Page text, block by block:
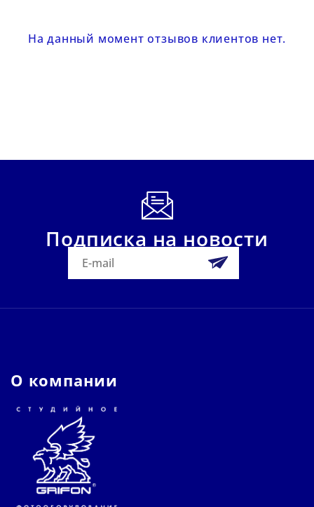
На данный момент отзывов клиентов нет.
Подписка на новости
О компании